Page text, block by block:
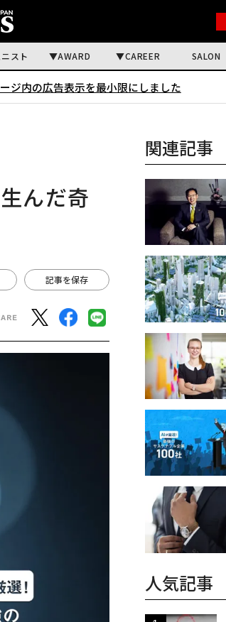
スト AWARD CAREER SALON
ジ内の広告表示を最小限にしました
んだ奇
記事を保存
関連記事
人気記事